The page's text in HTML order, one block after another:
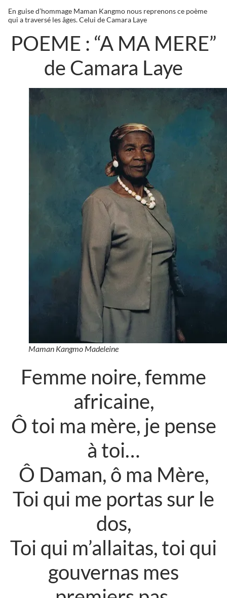
En guise d’hommage Maman Kangmo nous reprenons ce poème
qui a traversé les âges. Celui de Camara Laye
POEME : “A MA MERE”
de Camara Laye
Maman Kangmo Madeleine
Femme noire, femme
africaine,
Ô toi ma mère, je pense
à toi…
Ô Daman, ô ma Mère,
Toi qui me portas sur le
dos,
Toi qui m’allaitas, toi qui
gouvernas mes